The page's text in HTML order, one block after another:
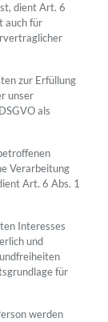
dient Art. 6
auch für
zur Erfüllung
unser
als
Verarbeitung
Art. 6 Abs. 1
Interesses
und
für
werden